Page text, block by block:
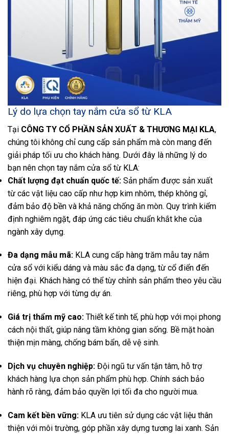
Lý do lựa chọn tay nắm cửa sổ từ KLA
Tại CÔNG TY CỔ PHẦN SẢN XUẤT & THƯƠNG MẠI KLA,
chúng tôi không chỉ cung cấp sản phẩm mà còn mang đến
giải pháp tối ưu cho khách hàng. Dưới đây là những lý do
bạn nên chọn tay nắm cửa sổ từ KLA:
Chất lượng đạt chuẩn quốc tế: Sản phẩm được sản xuất
từ các vật liệu cao cấp như hợp kim nhôm, thép không gỉ,
đảm bảo độ bền và khả năng chống ăn mòn. Quy trình kiểm
định nghiêm ngặt, đáp ứng các tiêu chuẩn khắt khe của
ngành xây dựng.
Đa dạng mẫu mã: KLA cung cấp hàng trăm mẫu tay nắm
cửa sổ với kiểu dáng và màu sắc đa dạng, từ cổ điển đến
hiện đại. Khách hàng có thể tùy chỉnh sản phẩm theo yêu cầu
riêng, phù hợp với từng dự án.
Giá trị thẩm mỹ cao: Thiết kế tinh tế, phù hợp với mọi phong
cách nội thất, giúp nâng tầm không gian sống. Bề mặt hoàn
thiện mịn màng, chống bám bẩn, dễ vệ sinh.
Dịch vụ chuyên nghiệp: Đội ngũ tư vấn tận tâm, hỗ trợ
khách hàng lựa chọn sản phẩm phù hợp. Chính sách bảo
hành rõ ràng, đảm bảo quyền lợi tối đa cho người mua.
Cam kết bền vững: KLA ưu tiên sử dụng các vật liệu thân
thiện với môi trường, góp phần xây dựng tương lai xanh. Sản